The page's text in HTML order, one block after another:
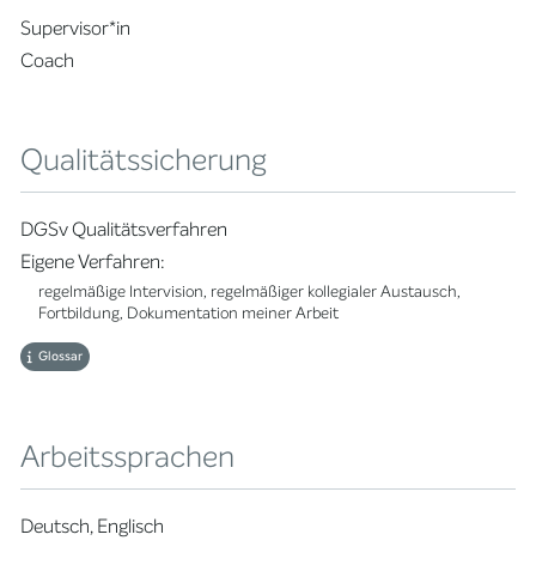
Supervisor*in
Coach
Qualitätssicherung
DGSv Qualitätsverfahren
Eigene Verfahren:
regelmäßige Intervision, regelmäßiger kollegialer Austausch,
Fortbildung, Dokumentation meiner Arbeit
Glossar
Arbeitssprachen
Deutsch, Englisch